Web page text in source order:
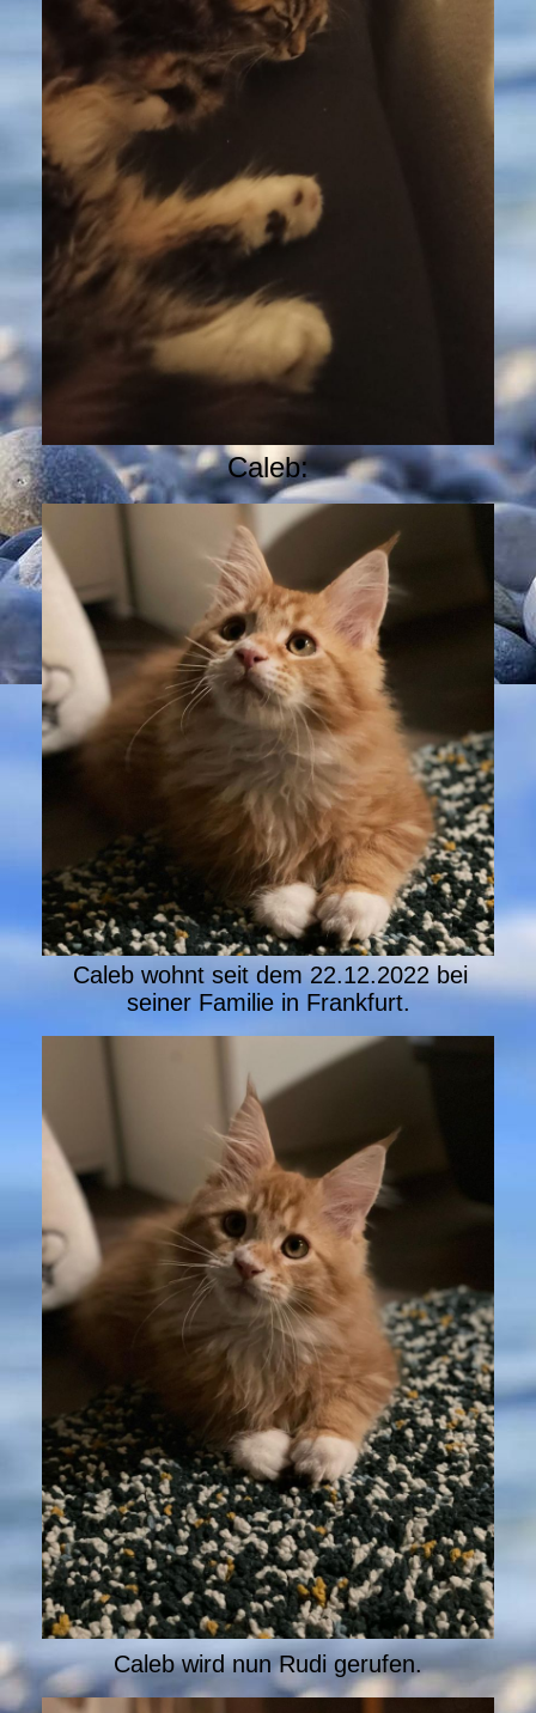
Caleb:
Caleb wohnt seit dem 22.12.2022 bei
seiner Familie in Frankfurt.
Caleb wird nun Rudi gerufen.